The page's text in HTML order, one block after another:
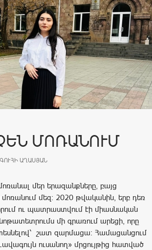
ՄՈՌԱՆՈՒՄ
ԱՂԱՍՅԱՆ
մեր երազանքները, բայց
մոռանում մեզ: 2020 թվականին, երբ դեռ
ու պատրաստվում էի միասնական
նոթատետրումս մի գրառում արեցի, որը
շատ զարմացա: Համացանցում
ուսանող» մրցույթից հատված